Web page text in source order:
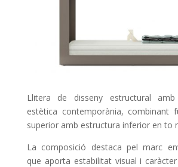
Llitera de disseny estructural
estètica contemporània, combinant
superior amb estructura inferior en to
La composició destaca pel marc
que aporta estabilitat visual i